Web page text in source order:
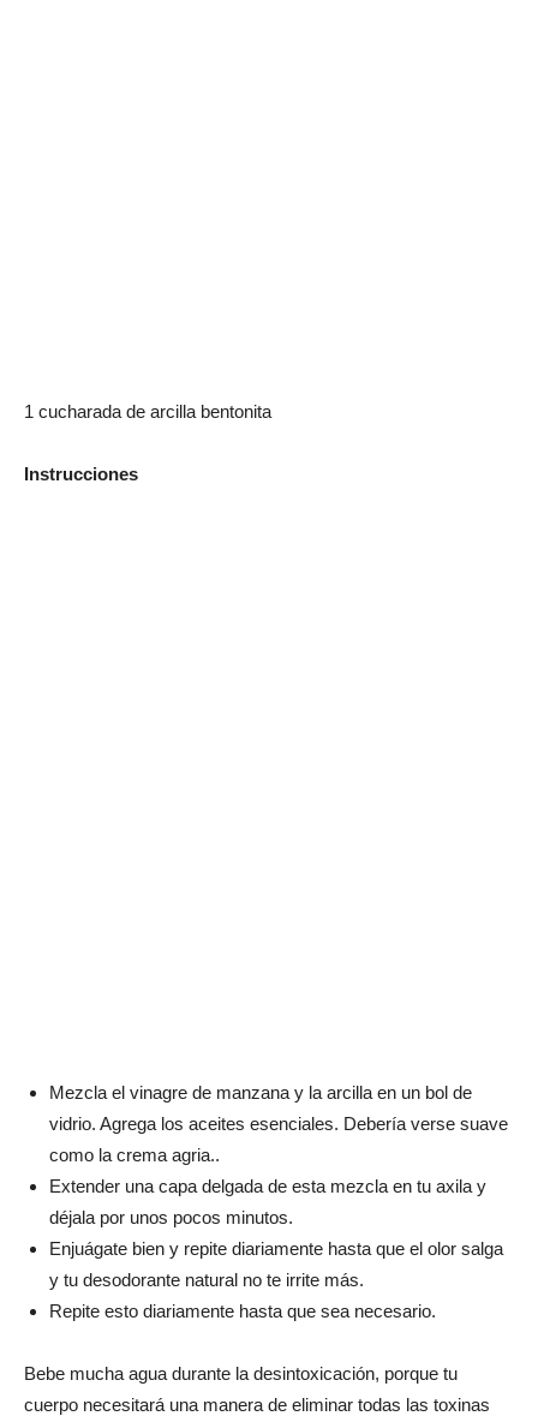
1 cucharada de arcilla bentonita
Instrucciones
Mezcla el vinagre de manzana y la arcilla en un bol de
vidrio. Agrega los aceites esenciales. Debería verse suave
como la crema agria..
Extender una capa delgada de esta mezcla en tu axila y
déjala por unos pocos minutos.
Enjuágate bien y repite diariamente hasta que el olor salga
y tu desodorante natural no te irrite más.
Repite esto diariamente hasta que sea necesario.
Bebe mucha agua durante la desintoxicación, porque tu
cuerpo necesitará una manera de eliminar todas las toxinas